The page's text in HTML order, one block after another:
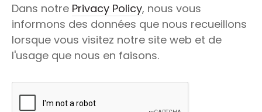
Dans notre Privacy Policy, nous vous
informons des données que nous recueillons
lorsque vous visitez notre site web et de
l'usage que nous en faisons.